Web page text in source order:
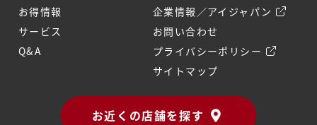
お得情報
サービス
Q&A
企業情報／アイジャパン
お問い合わせ
プライバシーポリシー
サイトマップ
お近くの店舗を探す